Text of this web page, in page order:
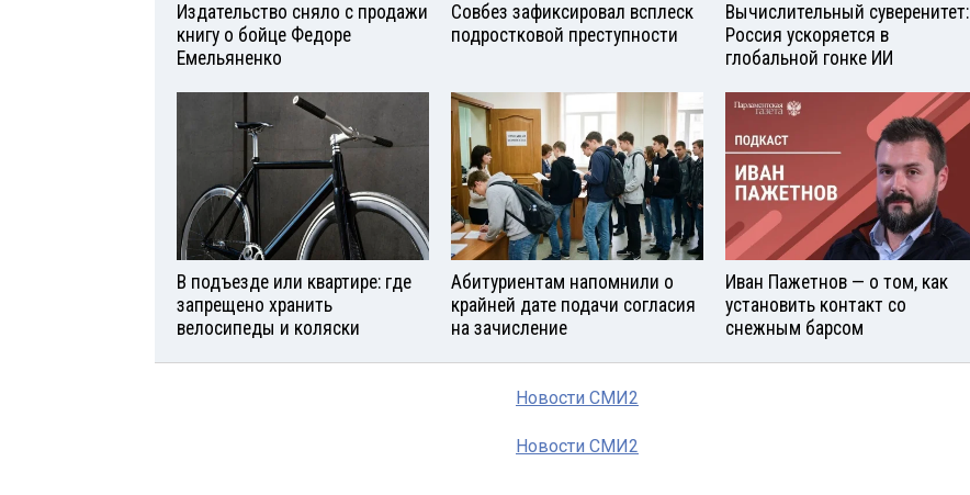
Издательство сняло с продажи
книгу о бойце Федоре
Емельяненко
Совбез зафиксировал всплеск
подростковой преступности
Вычислительный суверенитет:
Россия ускоряется в
глобальной гонке ИИ
В подъезде или квартире: где
запрещено хранить
велосипеды и коляски
Абитуриентам напомнили о
крайней дате подачи согласия
на зачисление
Иван Пажетнов — о том, как
установить контакт со
снежным барсом
Новости СМИ2
Новости СМИ2